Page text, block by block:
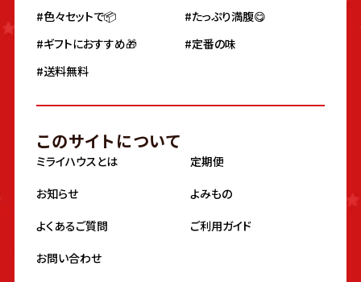
#色々セットで📦
#たっぷり満腹😋
#ギフトにおすすめ🎁
#定番の味
#送料無料
このサイトについて
ミライハウスとは
定期便
お知らせ
よみもの
よくあるご質問
ご利用ガイド
お問い合わせ